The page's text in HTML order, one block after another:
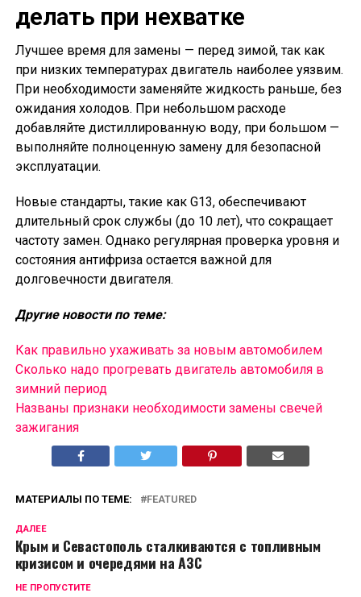
делать при нехватке
Лучшее время для замены — перед зимой, так как
при низких температурах двигатель наиболее уязвим.
При необходимости заменяйте жидкость раньше, без
ожидания холодов. При небольшом расходе
добавляйте дистиллированную воду, при большом —
выполняйте полноценную замену для безопасной
эксплуатации.
Новые стандарты, такие как G13, обеспечивают
длительный срок службы (до 10 лет), что сокращает
частоту замен. Однако регулярная проверка уровня и
состояния антифриза остается важной для
долговечности двигателя.
Другие новости по теме:
Как правильно ухаживать за новым автомобилем
Сколько надо прогревать двигатель автомобиля в
зимний период
Названы признаки необходимости замены свечей
зажигания
МАТЕРИАЛЫ ПО ТЕМЕ: FEATURED
ДАЛЕЕ
Крым и Севастополь сталкиваются с топливным
кризисом и очередями на АЗС
НЕ ПРОПУСТИТЕ